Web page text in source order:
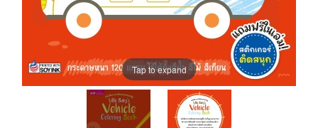
Tap to expand